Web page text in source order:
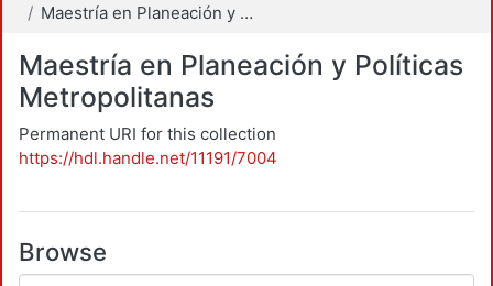
Maestría en Planeación y Políticas Metropolitanas
Maestría en Planeación y Políticas
Metropolitanas
Permanent URI for this collection
https://hdl.handle.net/11191/7004
Browse